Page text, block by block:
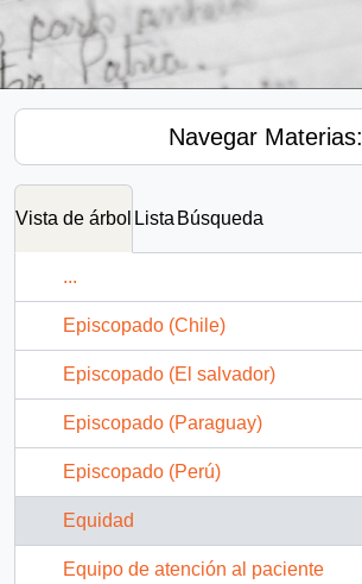
Navegar Materias:
Vista de árbol Lista Búsqueda
...
Episcopado (Chile)
Episcopado (El salvador)
Episcopado (Paraguay)
Episcopado (Perú)
Equidad
Equipo de atención al paciente